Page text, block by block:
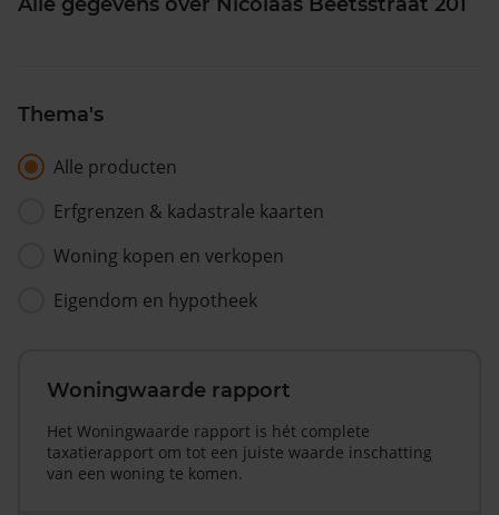
Thema's
Alle producten
Erfgrenzen & kadastrale kaarten
Woning kopen en verkopen
Eigendom en hypotheek
Woningwaarde rapport
Het Woningwaarde rapport is hét complete
taxatierapport om tot een juiste waarde inschatting
van een woning te komen.